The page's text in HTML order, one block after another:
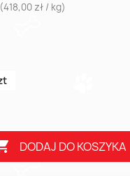
zł / kg)
DODAJ DO KOSZYKA